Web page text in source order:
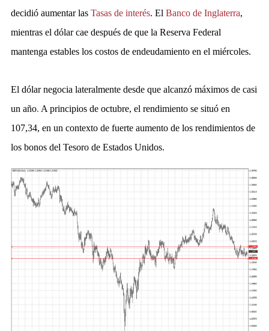
decidió aumentar las Tasas de interés. El Banco de Inglaterra,
mientras el dólar cae después de que la Reserva Federal
mantenga estables los costos de endeudamiento en el miércoles.
El dólar negocia lateralmente desde que alcanzó máximos de casi
un año. A principios de octubre, el rendimiento se situó en
107,34, en un contexto de fuerte aumento de los rendimientos de
los bonos del Tesoro de Estados Unidos.